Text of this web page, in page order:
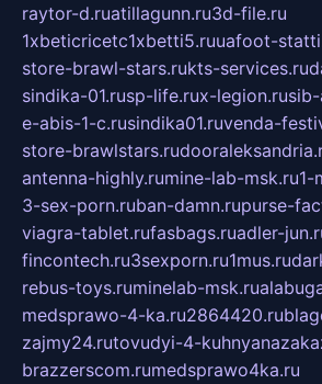
raytor-d.ruatillagunn.ru3d-file.ru
1xbeticricetc1xbetti5.ruuafoot-
store-brawl-stars.rukts-services.ru
sindika-01.rusp-life.rux-legion.ru
e-abis-1-c.rusindika01.ruvenda-
store-brawlstars.ru
antenna-highly.rumine-lab-msk.ru1-
3-sex-porn.ruban-damn.rupurse-
viagra-tablet.rufasbags.ruadler-
fincontech.ru3sexporn.ru1mus.ru
rebus-toys.ruminelab-msk.ru
medsprawo-4-ka.ru2864420.ru
zajmy24.rutovudyi-4-
brazzerscom.rumedsprawo4ka.ru